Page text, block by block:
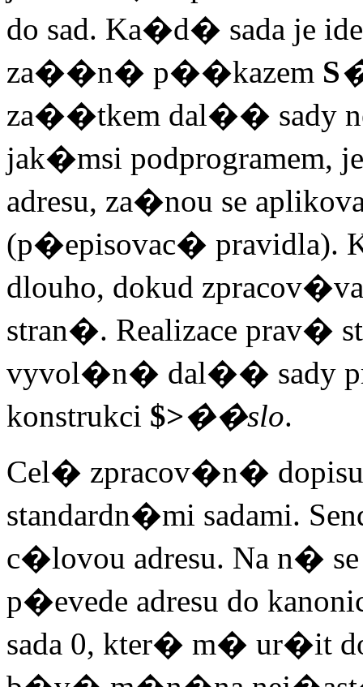
do sad. Ka�d� sada je
za��n� p��kazem S
za��tkem dal�� sady
jak�msi podprogramem,
adresu, za�nou se
(p�episovac�
dlouho, dokud
stran�. Realizace prav�
vyvol�n� dal�� sady
konstrukci $>��slo.
Cel� zpracov�n�
standardn�mi sadami.
c�lovou adresu. Na n�
p�evede adresu do
sada 0, kter� m� ur�it